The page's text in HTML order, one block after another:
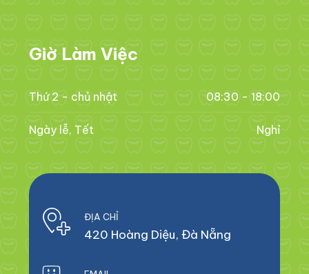
Giờ Làm Việc
Thứ 2 - chủ nhật 08:30 - 18:00
Ngày lễ, Tết Nghỉ
ĐỊA CHỈ
420 Hoàng Diệu, Đà Nẵng